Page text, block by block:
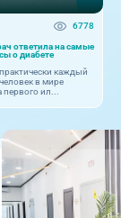
6778
ответила на самые
о диабете
каждый
в мире
первого ил...